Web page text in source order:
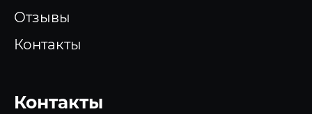
Отзывы
Контакты
Контакты